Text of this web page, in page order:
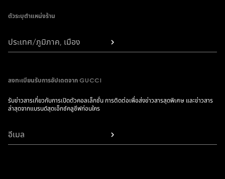
ตัวระบุตำแหน่งร้าน
ประเทศ/ภูมิภาค, เมือง
ลงทะเบียนรับการอัปเดตจาก GUCCI
รับข่าวสารเกี่ยวกับการเปิดตัวคอลเล็กชั่น การติดต่อเพื่อส่งข่าวสารสุดพิเศษ และข่าวสาร
ล่าสุดจากแบรนด์สุดเอ็กซ์คลูซีฟก่อนใคร
อีเมล